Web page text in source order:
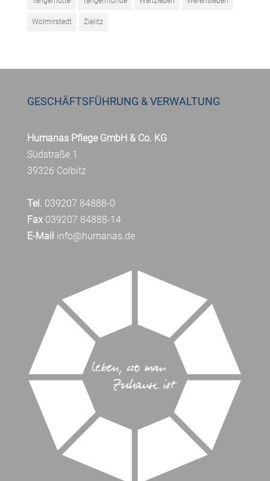
Wolmirstedt Zielitz
GESCHÄFTSFÜHRUNG & VERWALTUNG
Humanas Pflege GmbH & Co. KG
Südstraße 1
39326 Colbitz
Tel. 039207 84888-0
Fax039207 84888-14
E-Mail info@humanas.de